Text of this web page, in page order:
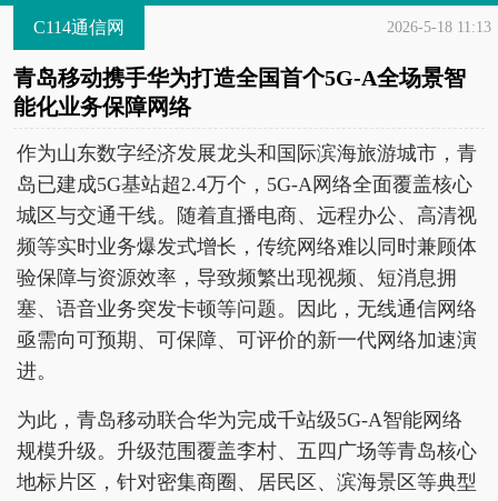
C114通信网 2026-5-18 11:13
青岛移动携手华为打造全国首个5G-A全场景智
能化业务保障网络
作为山东数字经济发展龙头和国际滨海旅游城市，青
岛已建成5G基站超2.4万个，5G-A网络全面覆盖核心
城区与交通干线。随着直播电商、远程办公、高清视
频等实时业务爆发式增长，传统网络难以同时兼顾体
验保障与资源效率，导致频繁出现视频、短消息拥
塞、语音业务突发卡顿等问题。因此，无线通信网络
亟需向可预期、可保障、可评价的新一代网络加速演
进。
为此，青岛移动联合华为完成千站级5G-A智能网络
规模升级。升级范围覆盖李村、五四广场等青岛核心
地标片区，针对密集商圈、居民区、滨海景区等典型